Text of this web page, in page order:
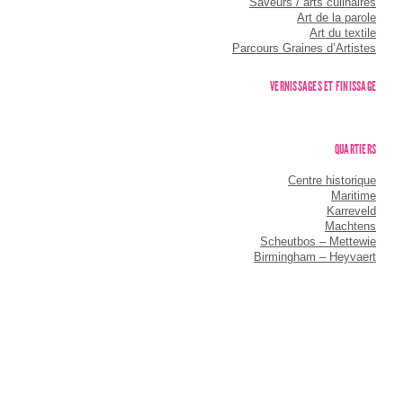
Art de la parole
Art du textile
Parcours Graines d’Artistes
VERNISSAGES ET FINISSAGE
QUARTIERS
Centre historique
Maritime
Karreveld
Machtens
Scheutbos – Mettewie
Birmingham – Heyvaert